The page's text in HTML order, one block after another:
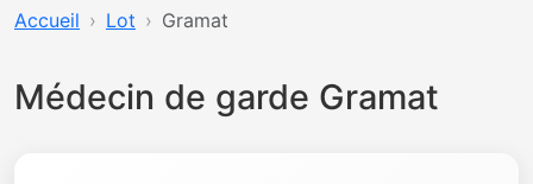
Accueil Lot Gramat
Médecin de garde Gramat